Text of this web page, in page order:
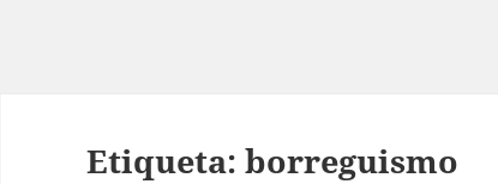
Etiqueta:borreguismo